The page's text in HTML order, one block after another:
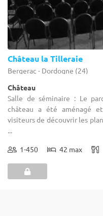
Château la Tilleraie
Bergerac - Dordogne (24)
Château
Salle de séminaire : Le
château a été aménagé
visiteurs de découvrir les
1-450 42 max